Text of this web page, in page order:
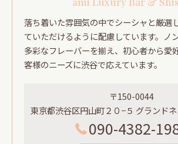
落ち着いた雰囲気の中でシーシャと厳選
ていただけるように配慮しています。ノ
多彩なフレーバーを揃え、初心者から愛
客様のニーズに渋谷で応えています。
〒150-0044
東京都渋谷区円山町２０−５ グランド
090-4382-